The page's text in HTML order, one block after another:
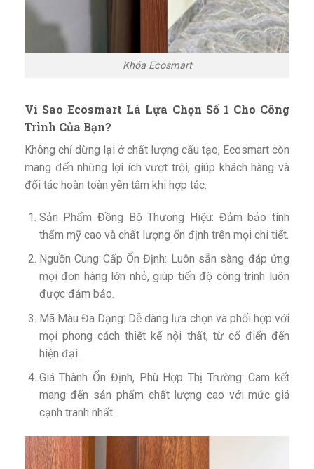
Khóa Ecosmart
Vì Sao Ecosmart Là Lựa Chọn Số 1 Cho Công
Trình Của Bạn?
Không chỉ dừng lại ở chất lượng cấu tạo, Ecosmart còn
mang đến những lợi ích vượt trội, giúp khách hàng và
đối tác hoàn toàn yên tâm khi hợp tác:
Sản Phẩm Đồng Bộ Thương Hiệu: Đảm bảo tính
thẩm mỹ cao và chất lượng ổn định trên mọi chi tiết.
Nguồn Cung Cấp Ổn Định: Luôn sẵn sàng đáp ứng
mọi đơn hàng lớn nhỏ, giúp tiến độ công trình luôn
được đảm bảo.
Mã Màu Đa Dạng: Dễ dàng lựa chọn và phối hợp với
mọi phong cách thiết kế nội thất, từ cổ điển đến
hiện đại.
Giá Thành Ổn Định, Phù Hợp Thị Trường: Cam kết
mang đến sản phẩm chất lượng cao với mức giá
cạnh tranh nhất.